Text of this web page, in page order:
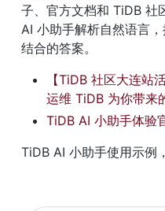
子、官方文档和 TiDB 社
AI 小助手解析自然语言
结合的答案。
【TiDB 社区大连站
运维 TiDB 为你带来
TiDB AI 小助手体验
TiDB AI 小助手使用示例